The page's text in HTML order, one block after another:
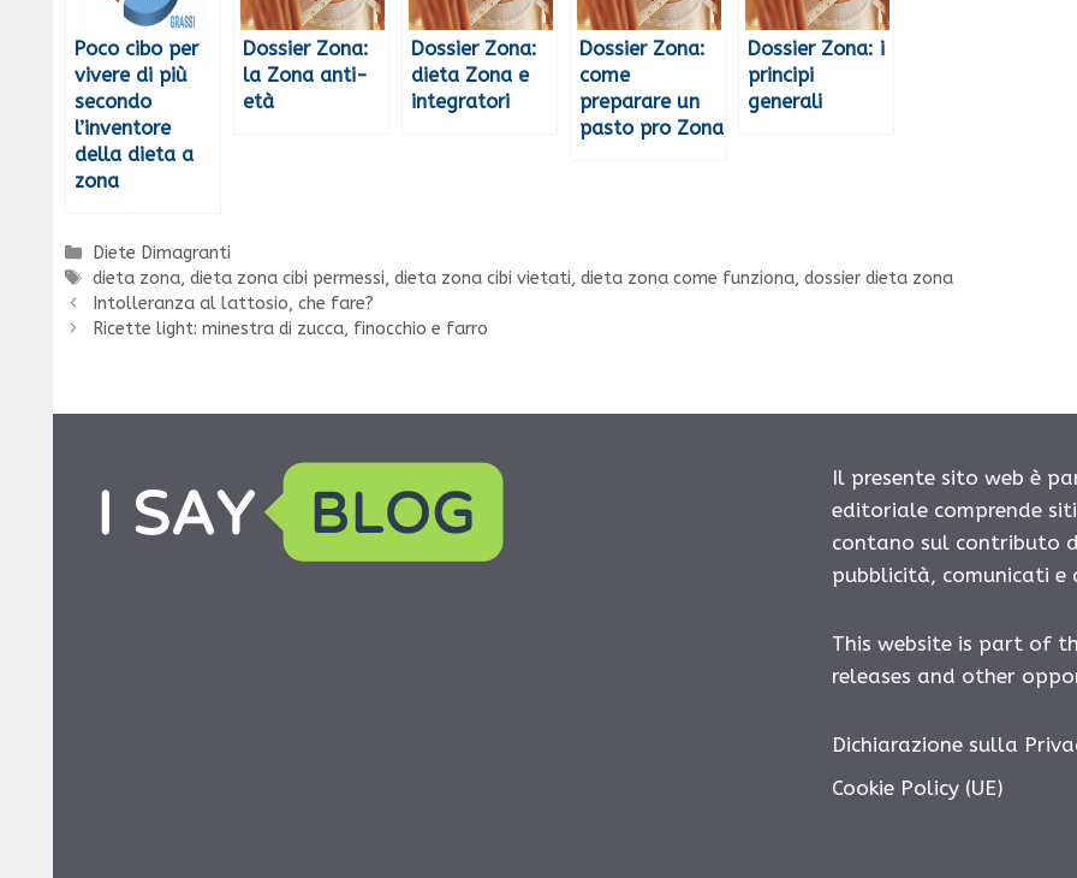
Poco cibo per
vivere di più
secondo
l’inventore
della dieta a
zona
Dossier Zona:
la Zona anti-
età
Dossier Zona:
dieta Zona e
integratori
Dossier Zona:
come
preparare un
pasto pro Zona
Dossier Zona: i
principi
generali
Categorie
Diete Dimagranti
Tag
dieta zona,dieta zona cibi permessi,dieta zona cibi vietati,dieta zona come funziona,dossier dieta zona
Intolleranza al lattosio, che fare?
Ricette light: minestra di zucca, finocchio e farro
Il presente sito web è
editoriale comprende
contano sul contributo
pubblicità, comunicati
This website is part of
releases and other
Dichiarazione sulla
Cookie Policy (UE)